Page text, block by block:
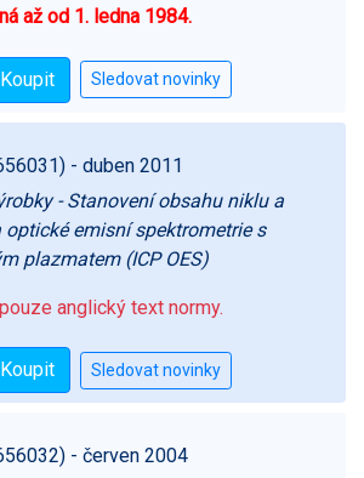
až od 1. ledna 1984.
- duben 2011
- Stanovení obsahu niklu a
optické emisní spektrometrie s
plazmatem (ICP OES)
anglický text normy.
- červen 2004